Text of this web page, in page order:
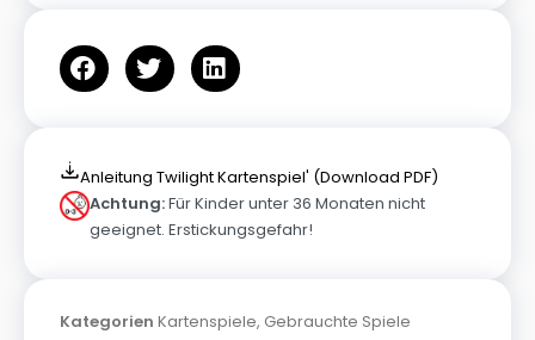
Anleitung Twilight Kartenspiel' (Download PDF)
Achtung:Für Kinder unter 36 Monaten nicht
geeignet. Erstickungsgefahr!
Kategorien Kartenspiele, Gebrauchte Spiele